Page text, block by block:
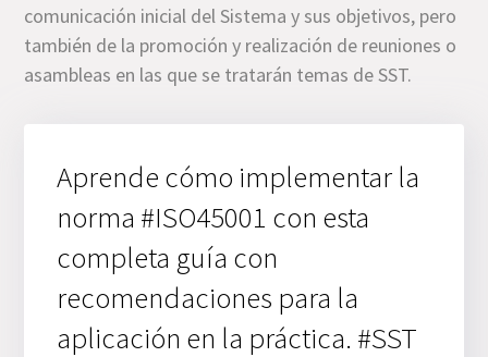
comunicación inicial del Sistema y sus objetivos, pero
también de la promoción y realización de reuniones o
asambleas en las que se tratarán temas de SST.
Aprende cómo implementar la
norma #ISO45001 con esta
completa guía con
recomendaciones para la
aplicación en la práctica. #SST